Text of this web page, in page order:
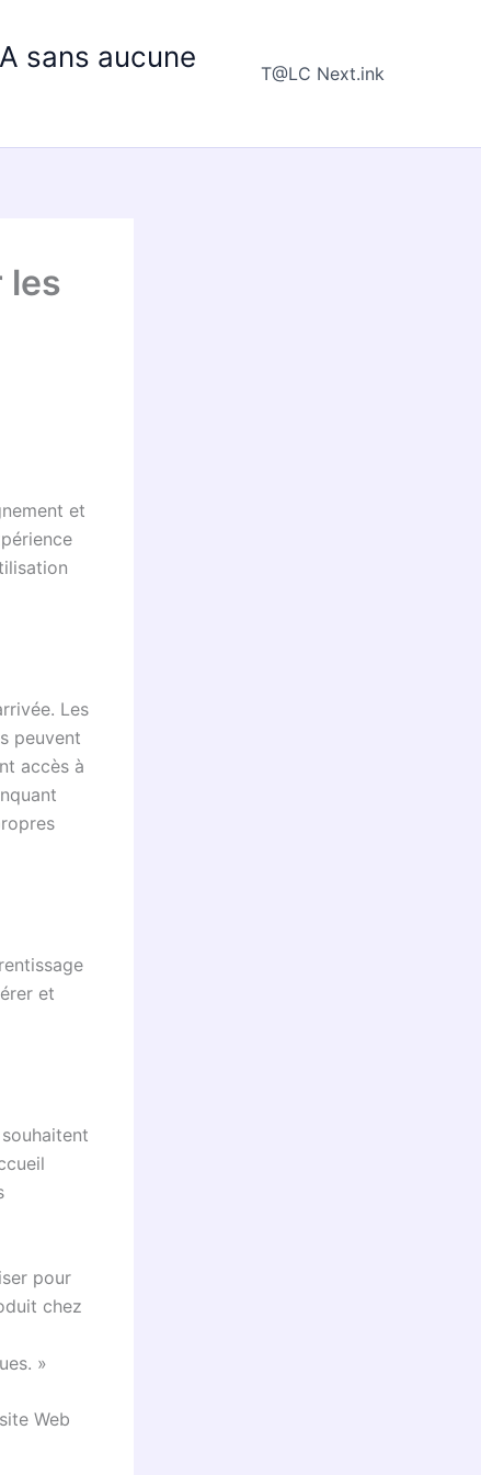
sans aucune
T@LC Next.ink
les
et
Les
peuvent
accès à
et
pour
chez
»
Web